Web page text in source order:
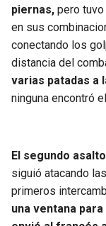
piernas, pero
en sus
conectando los
distancia del
varias patadas a
ninguna encontró
El segundo
siguió atacando
primeros
una ventana